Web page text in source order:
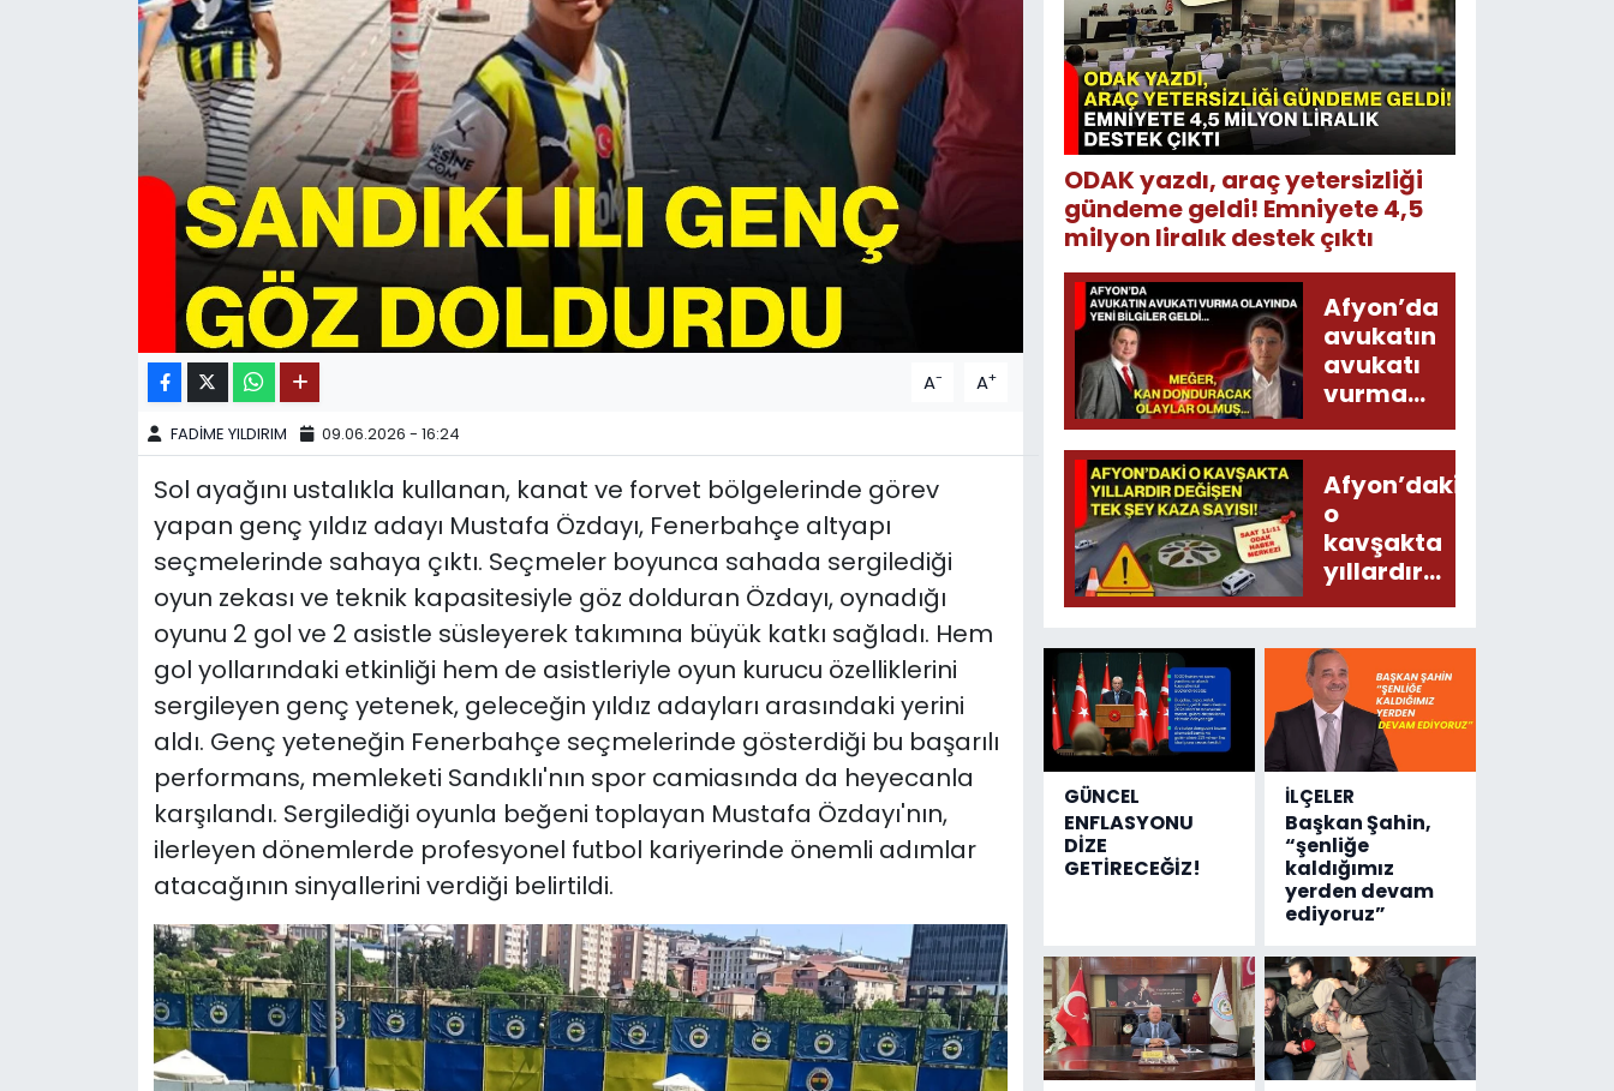
A- A+
FADİME YILDIRIM 09.06.2026 - 16:24
Sol ayağını ustalıkla kullanan, kanat ve forvet bölgelerinde görev
yapan genç yıldız adayı Mustafa Özdayı, Fenerbahçe altyapı
seçmelerinde sahaya çıktı. Seçmeler boyunca sahada sergilediği
oyun zekası ve teknik kapasitesiyle göz dolduran Özdayı, oynadığı
oyunu 2 gol ve 2 asistle süsleyerek takımına büyük katkı sağladı. Hem
gol yollarındaki etkinliği hem de asistleriyle oyun kurucu özelliklerini
sergileyen genç yetenek, geleceğin yıldız adayları arasındaki yerini
aldı. Genç yeteneğin Fenerbahçe seçmelerinde gösterdiği bu başarılı
performans, memleketi Sandıklı'nın spor camiasında da heyecanla
karşılandı. Sergilediği oyunla beğeni toplayan Mustafa Özdayı'nın,
ilerleyen dönemlerde profesyonel futbol kariyerinde önemli adımlar
atacağının sinyallerini verdiği belirtildi.
ODAK yazdı, araç yetersizliği
gündeme geldi! Emniyete 4,5
milyon liralık destek çıktı
Afyon’da
avukatın
avukatı
vurma
olayında
yeni bilgiler
geldi...
Meğer, kan
donduracak
olaylar
olmuş...
Afyon’daki
o
kavşakta
yıllardır
değişen
kaza
sayısı!
GÜNCEL
ENFLASYONU
DİZE
GETİRECEĞİZ!
İLÇELER
Başkan Şahin,
“şenliğe
kaldığımız
yerden devam
ediyoruz”
11:11 MANŞET